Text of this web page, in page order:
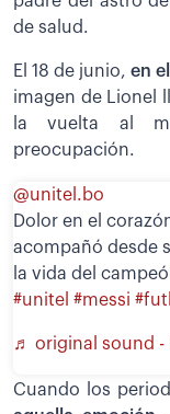
de salud.
El 18 de junio, en
imagen de Lionel
la vuelta al
preocupación.
@unitel.bo
Dolor en el
acompañó desde
la vida del
#unitel #messi
♬ original sound -
Cuando los